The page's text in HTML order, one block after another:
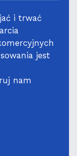
i trwać
jest
nam